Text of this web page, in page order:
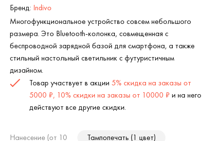
Бренд: Indivo
Многофункциональное устройство совсем небольшого
размера. Это Bluetooth-колонка, совмещенная с
беспроводной зарядной базой для смартфона, а также
стильный настольный светильник с футуристичным
дизайном.
Товар участвует в акции 5% скидка на заказы от
5000 ₽, 10% скидки на заказы от 10000 ₽ и на него
действуют все другие скидки.
Нанесение (от 10
Тампопечать (1 цвет)